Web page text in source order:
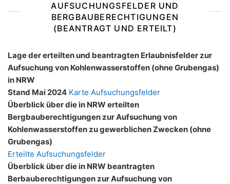
AUFSUCHUNGSFELDER UND
BERGBAUBERECHTIGUNGEN
(BEANTRAGT UND ERTEILT)
Lage der erteilten und beantragten Erlaubnisfelder zur
Aufsuchung von Kohlenwasserstoffen (ohne Grubengas)
in NRW
Stand Mai 2024 Karte Aufsuchungsfelder
Überblick über die in NRW erteilten
Bergbauberechtigungen zur Aufsuchung von
Kohlenwasserstoffen zu gewerblichen Zwecken (ohne
Grubengas)
Erteilte Aufsuchungsfelder
Überblick über die in NRW beantragten
Berbauberechtigungen zur Aufsuchung von